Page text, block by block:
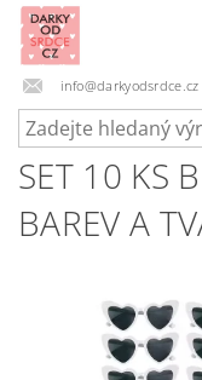
info@darkyodsrdce.cz
SET 10 KS
BAREV A